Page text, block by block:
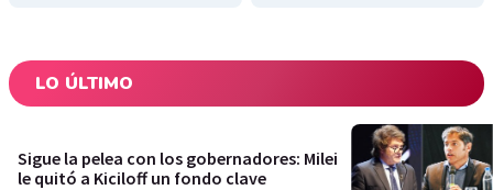
LO ÚLTIMO
Sigue la pelea con los gobernadores: Milei
le quitó a Kiciloff un fondo clave